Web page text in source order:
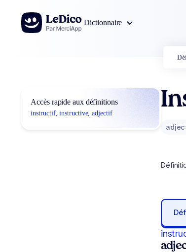
Aller au contenu
Dictionnaire
Accès rapide aux définitions
instructif, instructive, adjectif